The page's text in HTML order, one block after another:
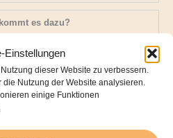
Einstellungen
dieser Website zu verbessern.
Nutzung der Website analysieren.
einige Funktionen
es dazu?
diese Masterclasses konzipiert?
für Anfänger geeignet?